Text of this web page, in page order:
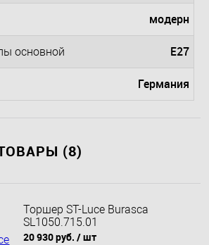
модерн
основной E27
Германия
(8)
Торшер ST-Luce Burasca
SL1050.715.01
20 930 руб. / шт